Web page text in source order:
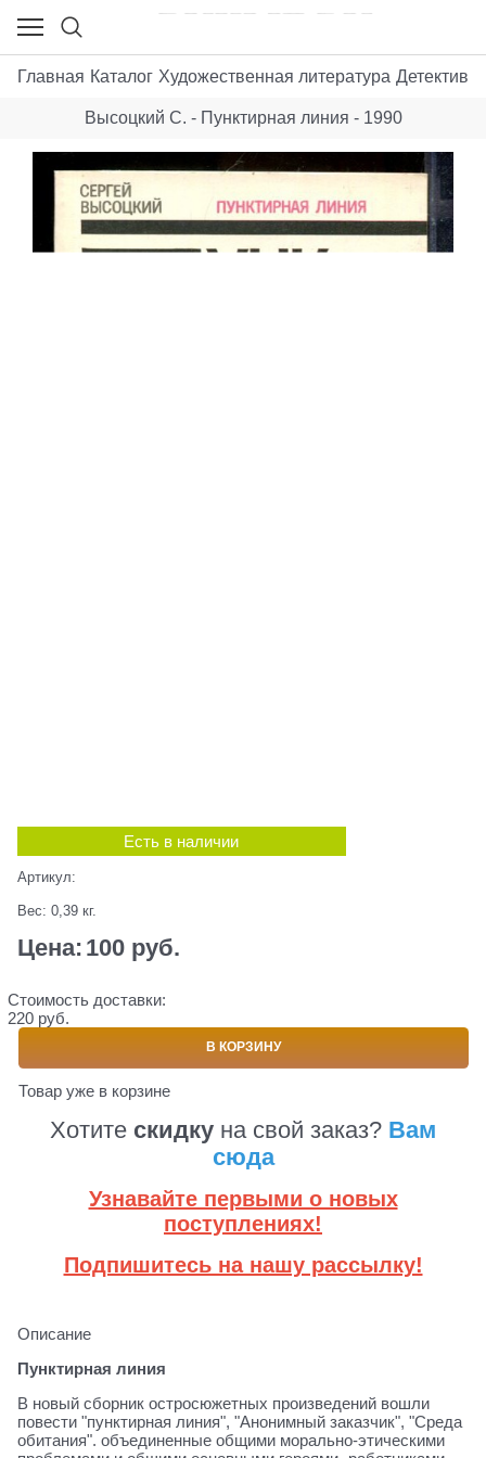
Главная Каталог Художественная литература
Высоцкий С. - Пунктирная линия - 1990
Есть в наличии
Артикул:
Вес: 0,39 кг.
Цена: 100 руб.
Стоимость доставки:
220 руб.
В КОРЗИНУ
Товар уже в корзине
Хотите скидку на свой заказ? Вам
сюда
Узнавайте первыми о новых
поступлениях!
Подпишитесь на нашу рассылку!
Описание
Пунктирная линия
В новый сборник остросюжетных произведений вошли
повести "пунктирная линия", "Анонимный заказчик", "Среда
обитания". объединенные общими морально-этическими